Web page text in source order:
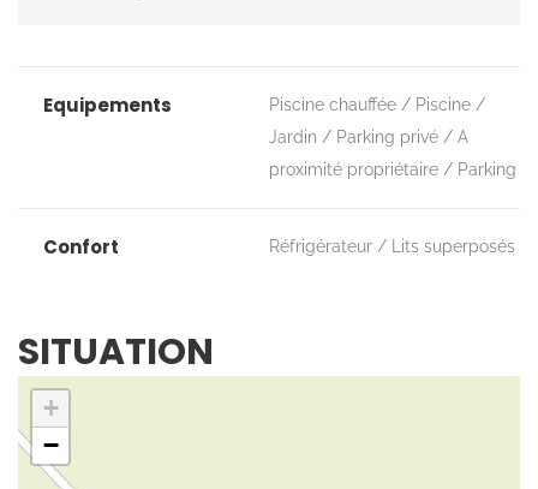
Equipements Piscine chauffée
Piscine
Jardin
Parking privé
A
proximité propriétaire
Parking
Confort Réfrigérateur Lits superposés
SITUATION
+
−